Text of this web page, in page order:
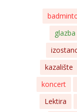
glazba
kazalište
koncert
Lektira